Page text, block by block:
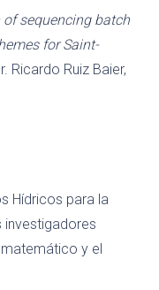
sequencing batch
for Saint-
Ricardo Ruiz Baier,
Hídricos para la
investigadores
y el